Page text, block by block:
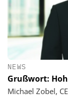
NEWS
Grußwort:
Michael Zobel,